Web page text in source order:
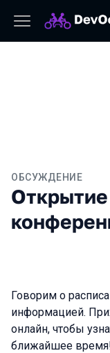
ОБСУЖДЕНИЕ
Говорим о
информацией.
онлайн, чтобы
ближайшее